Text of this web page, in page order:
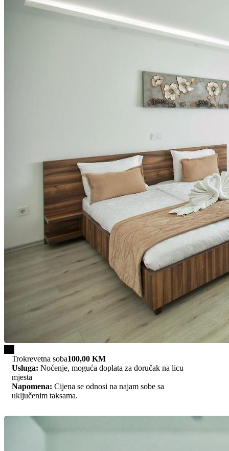
Trokrevetna soba100,00 KM
Usluga: Noćenje, moguća doplata za doručak na licu
mjesta
Napomena: Cijena se odnosi na najam sobe sa
uključenim taksama.